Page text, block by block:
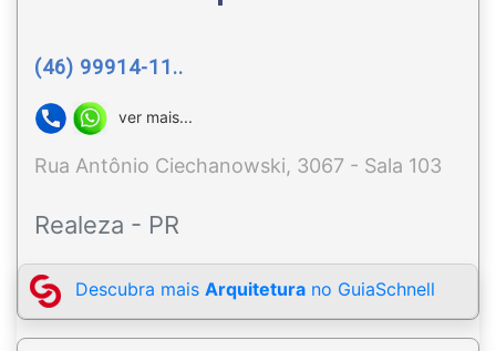
(46) 99914-11..
ver mais...
Rua Antônio Ciechanowski, 3067 - Sala 103
Realeza - PR
Descubra mais Arquitetura no GuiaSchnell